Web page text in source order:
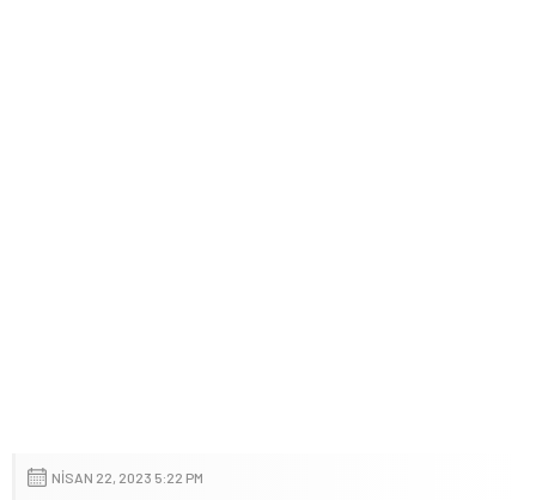
NISAN 22, 2023 5:22 PM